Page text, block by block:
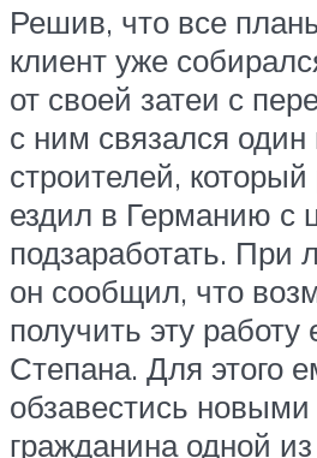
Решив, что все
клиент уже
от своей затеи с
с ним связался
строителей, который
ездил в Германию с
подзаработать. При
он сообщил, что
получить эту работу
Степана. Для этого
обзавестись
гражданина одной